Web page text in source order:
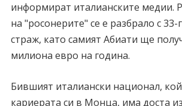
информират италианските медии.
на "росонерите" се е разбрало с
страж, като самият Абиати ще
милиона евро на година.
Бившият италиански национал,
кариерата си в Монца, има доста